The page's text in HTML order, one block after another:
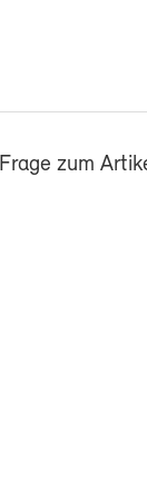
zum